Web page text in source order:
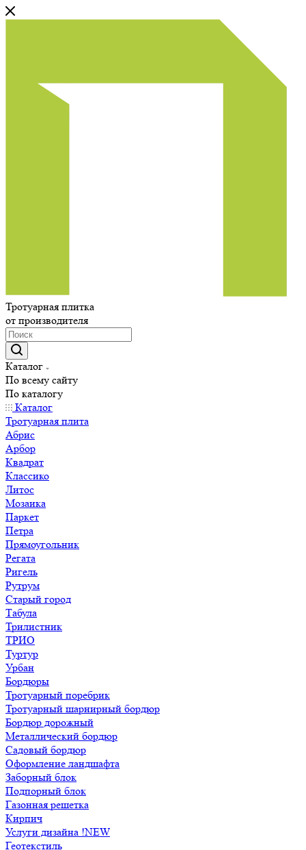
Тротуарная плитка
от производителя
Каталог
По всему сайту
По каталогу
Каталог
Тротуарная плита
Абрис
Арбор
Квадрат
Классико
Литос
Мозаика
Паркет
Петра
Прямоугольник
Регата
Ригель
Рутрум
Старый город
Табула
Трилистник
ТРИО
Туртур
Урбан
Бордюры
Тротуарный поребрик
Тротуарный шарнирный бордюр
Бордюр дорожный
Металлический бордюр
Садовый бордюр
Оформление ландшафта
Заборный блок
Подпорный блок
Газонная решетка
Кирпич
Услуги дизайна !NEW
Геотекстиль